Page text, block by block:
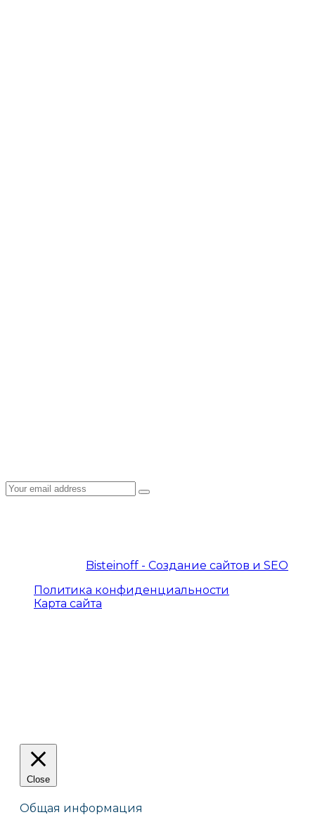
Bisteinoff - Создание сайтов и SEO
Политика конфиденциальности
Карта сайта
Close
Общая информация